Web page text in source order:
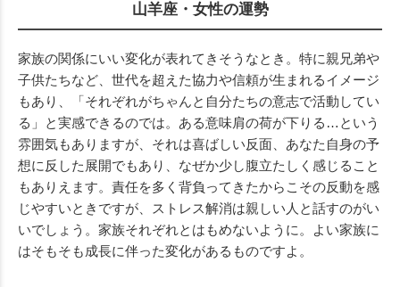
山羊座・女性の運勢
家族の関係にいい変化が表れてきそうなとき。特に親兄弟や
子供たちなど、世代を超えた協力や信頼が生まれるイメージ
もあり、「それぞれがちゃんと自分たちの意志で活動してい
る」と実感できるのでは。ある意味肩の荷が下りる…という
雰囲気もありますが、それは喜ばしい反面、あなた自身の予
想に反した展開でもあり、なぜか少し腹立たしく感じること
もありえます。責任を多く背負ってきたからこその反動を感
じやすいときですが、ストレス解消は親しい人と話すのがい
いでしょう。家族それぞれとはもめないように。よい家族に
はそもそも成長に伴った変化があるものですよ。